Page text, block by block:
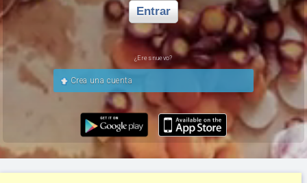
Entrar
¿Eres nuevo?
Crea una cuenta